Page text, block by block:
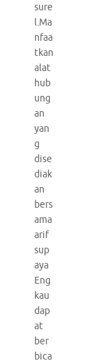
sure
l.Ma
nfaa
tkan
alat
hub
ung
an
yan
g
dise
diak
an
bers
ama
arif
sup
aya
Eng
kau
dap
at
ber
bica